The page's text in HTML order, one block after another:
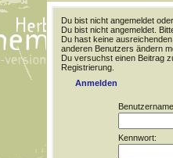
Du bist nicht angemeldet
Du bist nicht angemeldet.
Du hast keine
anderen Benutzers ändern
Du versuchst einen Beitrag
Registrierung.
Anmelden
Kennwort: